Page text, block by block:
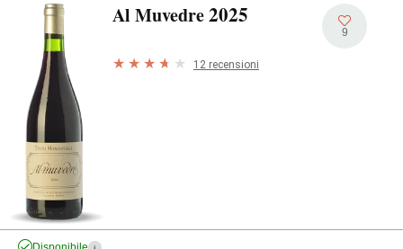
Al Muvedre2025
9
12 recensioni